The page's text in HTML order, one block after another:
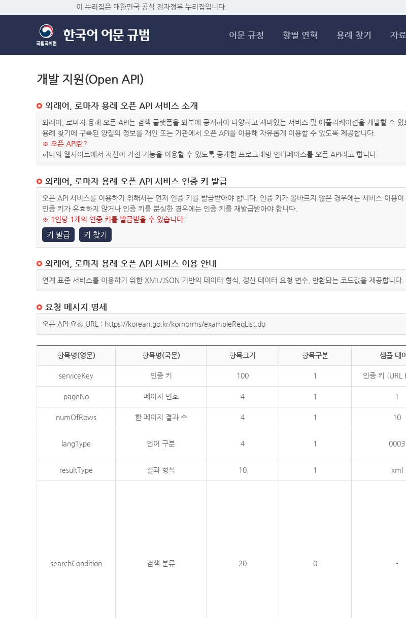
이 누리집은 대한민국 공식 전자정부 누리집입니다.
어문 규정 항별 연혁 용례 찾기 자
개발 지원(Open API)
외래어, 로마자 용례 오픈 API 서비스 소개
외래어, 로마자 용례 오픈 API는 검색 플랫폼을 외부에 공개하여 다양하고 재미있는 서비스 및 애플리케이션을 개발할 수
용례 찾기에 구축된 양질의 정보를 개인 또는 기관에서 오픈 API를 이용해 자유롭게 이용할 수 있도록 제공합니다.
※ 오픈 API란?
하나의 웹사이트에서 자신이 가진 기능을 이용할 수 있도록 공개한 프로그래밍 인터페이스를 오픈 API라고 합니다.
외래어, 로마자 용례 오픈 API 서비스 인증 키 발급
오픈 API 서비스를 이용하기 위해서는 먼저 인증 키를 발급받아야 합니다. 인증 키가 올바르지 않은 경우에는 서비스 이용이
인증 키가 유효하지 않거나 인증 키를 분실한 경우에는 인증 키를 재발급받아야 합니다.
※ 1인당 1개의 인증 키를 발급받을 수 있습니다.
키 발급 키 찾기
외래어, 로마자 용례 오픈 API 서비스 이용 안내
연계 표준 서비스를 이용하기 위한 XML/JSON 기반의 데이터 형식, 갱신 데이터 요청 변수, 반환되는 코드값을 제공합니다.
요청 메시지 명세
오픈 API 요청 URL : https://korean.go.kr/kornorms/exampleReqList.do
항목명(영문) 항목명(국문) 항목크기 항목구분 샘플 데
serviceKey 인증 키 100 1 인증 키 (URL
pageNo 페이지 번호 4 1 1
numOfRows 한 페이지 결과 수 4 1 10
langType 언어 구분 4 1 0003
resultType 결과 형식 10 1 xml
searchCondition 검색 분류 20 0 -